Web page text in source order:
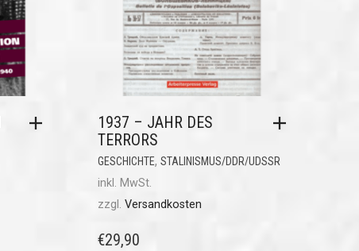
1937 – JAHR DES
TERRORS
GESCHICHTE, STALINISMUS/DDR/UDSSR
inkl. MwSt.
zzgl. Versandkosten
€29,90